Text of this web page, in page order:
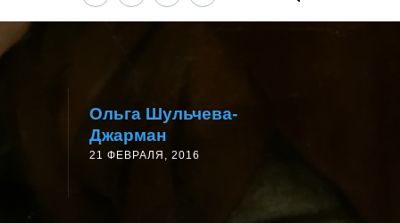
Ольга Шульчева-
Джарман
21 ФЕВРАЛЯ, 2016